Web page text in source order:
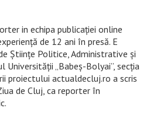
in echipa publicației online
de 12 ani în presă. E
Științe Politice, Administrative și
Universității „Babeș-Bolyai”, secția
proiectului actualdecluj.ro a scris
de Cluj, ca reporter în